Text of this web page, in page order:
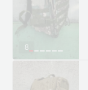
8